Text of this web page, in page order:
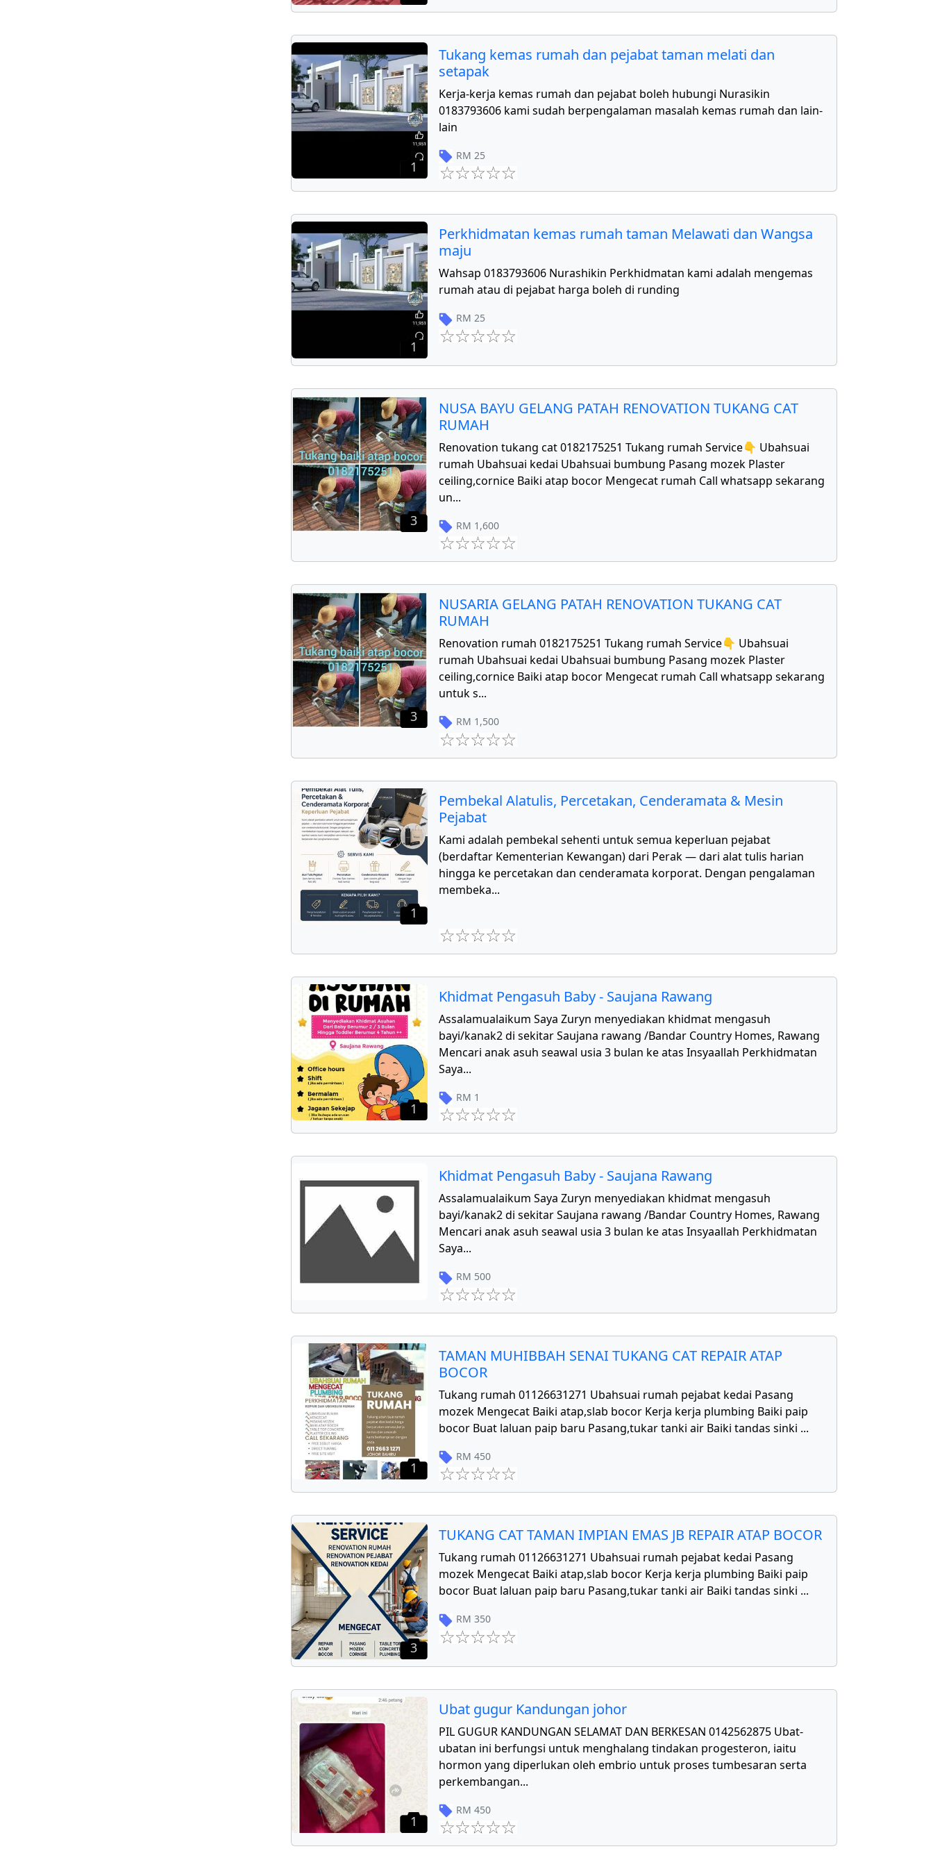
1
Tukang kemas rumah dan pejabat taman melati dan
setapak
Kerja-kerja kemas rumah dan pejabat boleh hubungi Nurasikin
0183793606 kami sudah berpengalaman masalah kemas rumah dan lain-
lain
RM 25
1
Perkhidmatan kemas rumah taman Melawati dan Wangsa
maju
Wahsap 0183793606 Nurashikin Perkhidmatan kami adalah mengemas
rumah atau di pejabat harga boleh di runding
RM 25
3
NUSA BAYU GELANG PATAH RENOVATION TUKANG CAT
RUMAH
Renovation tukang cat 0182175251 Tukang rumah Service👇 Ubahsuai
rumah Ubahsuai kedai Ubahsuai bumbung Pasang mozek Plaster
ceiling,cornice Baiki atap bocor Mengecat rumah Call whatsapp sekarang
un...
RM 1,600
3
NUSARIA GELANG PATAH RENOVATION TUKANG CAT
RUMAH
Renovation rumah 0182175251 Tukang rumah Service👇 Ubahsuai
rumah Ubahsuai kedai Ubahsuai bumbung Pasang mozek Plaster
ceiling,cornice Baiki atap bocor Mengecat rumah Call whatsapp sekarang
untuk s...
RM 1,500
1
Pembekal Alatulis, Percetakan, Cenderamata & Mesin
Pejabat
Kami adalah pembekal sehenti untuk semua keperluan pejabat
(berdaftar Kementerian Kewangan) dari Perak — dari alat tulis harian
hingga ke percetakan dan cenderamata korporat. Dengan pengalaman
membeka...
1
Khidmat Pengasuh Baby - Saujana Rawang
Assalamualaikum Saya Zuryn menyediakan khidmat mengasuh
bayi/kanak2 di sekitar Saujana rawang /Bandar Country Homes, Rawang
Mencari anak asuh seawal usia 3 bulan ke atas Insyaallah Perkhidmatan
Saya...
RM 1
Khidmat Pengasuh Baby - Saujana Rawang
Assalamualaikum Saya Zuryn menyediakan khidmat mengasuh
bayi/kanak2 di sekitar Saujana rawang /Bandar Country Homes, Rawang
Mencari anak asuh seawal usia 3 bulan ke atas Insyaallah Perkhidmatan
Saya...
RM 500
1
TAMAN MUHIBBAH SENAI TUKANG CAT REPAIR ATAP
BOCOR
Tukang rumah 01126631271 Ubahsuai rumah pejabat kedai Pasang
mozek Mengecat Baiki atap,slab bocor Kerja kerja plumbing Baiki paip
bocor Buat laluan paip baru Pasang,tukar tanki air Baiki tandas sinki ...
RM 450
3
TUKANG CAT TAMAN IMPIAN EMAS JB REPAIR ATAP BOCOR
Tukang rumah 01126631271 Ubahsuai rumah pejabat kedai Pasang
mozek Mengecat Baiki atap,slab bocor Kerja kerja plumbing Baiki paip
bocor Buat laluan paip baru Pasang,tukar tanki air Baiki tandas sinki ...
RM 350
1
Ubat gugur Kandungan johor
PIL GUGUR KANDUNGAN SELAMAT DAN BERKESAN 0142562875 Ubat-
ubatan ini berfungsi untuk menghalang tindakan progesteron, iaitu
hormon yang diperlukan oleh embrio untuk proses tumbesaran serta
perkembangan...
RM 450